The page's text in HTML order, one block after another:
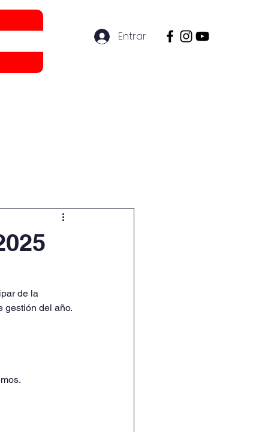
Entrar
de la
gestión del año.